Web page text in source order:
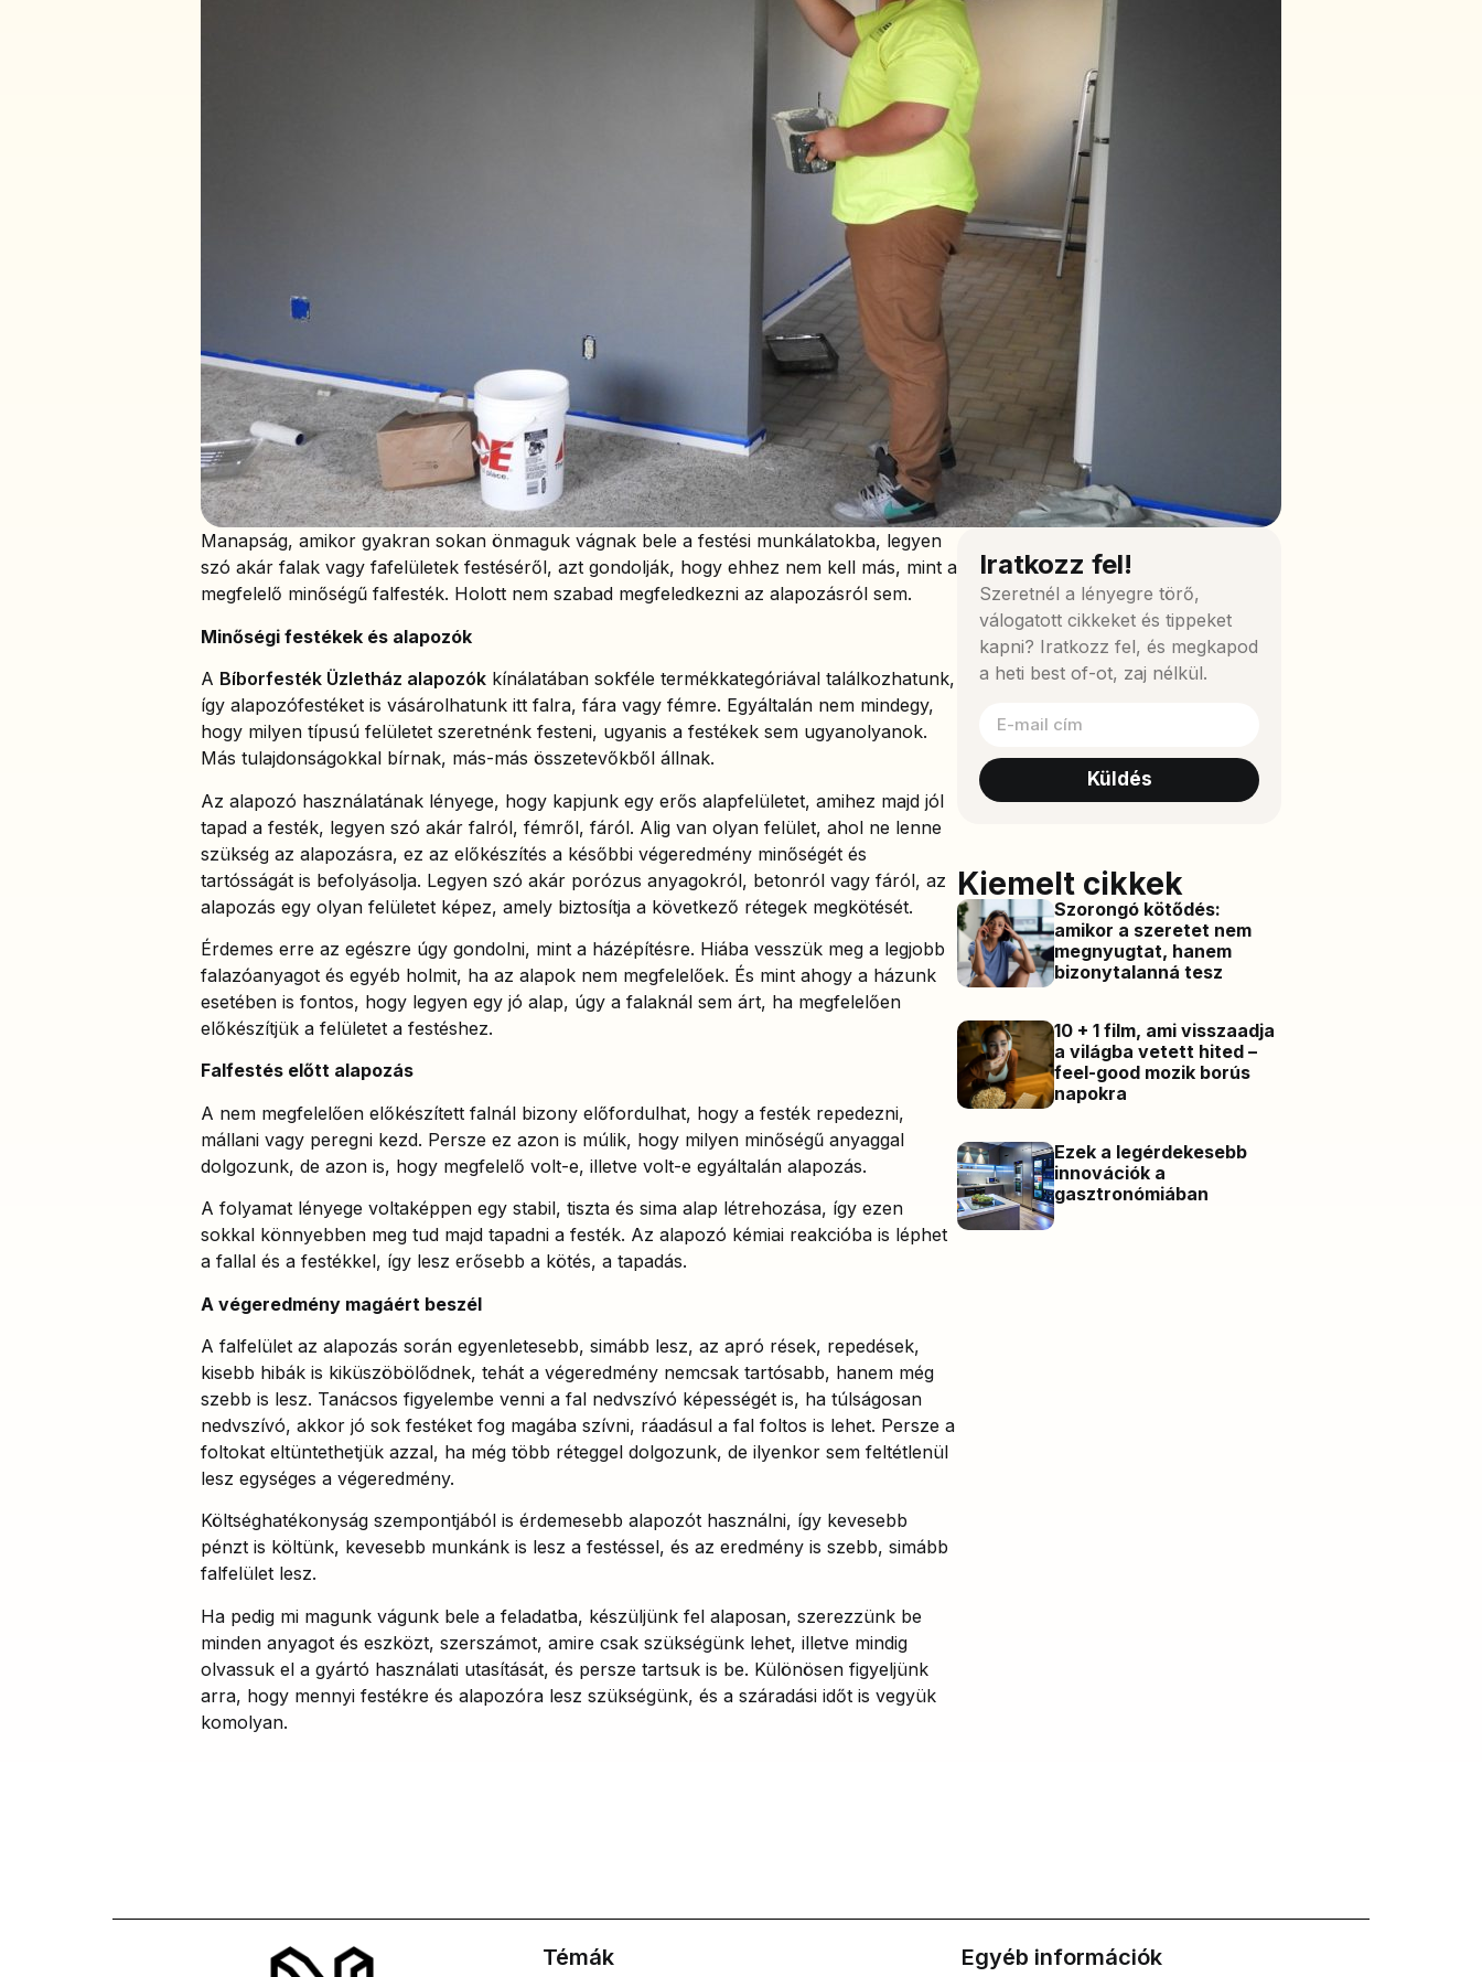
Manapság, amikor gyakran sokan önmaguk vágnak bele a festési munkálatokba, legyen
szó akár falak vagy fafelületek festéséről, azt gondolják, hogy ehhez nem kell más, mint a
megfelelő minőségű falfesték. Holott nem szabad megfeledkezni az alapozásról sem.
Minőségi festékek és alapozók
A Bíborfesték Üzletház alapozók kínálatában sokféle termékkategóriával találkozhatunk,
így alapozófestéket is vásárolhatunk itt falra, fára vagy fémre. Egyáltalán nem mindegy,
hogy milyen típusú felületet szeretnénk festeni, ugyanis a festékek sem ugyanolyanok.
Más tulajdonságokkal bírnak, más-más összetevőkből állnak.
Az alapozó használatának lényege, hogy kapjunk egy erős alapfelületet, amihez majd jól
tapad a festék, legyen szó akár falról, fémről, fáról. Alig van olyan felület, ahol ne lenne
szükség az alapozásra, ez az előkészítés a későbbi végeredmény minőségét és
tartósságát is befolyásolja. Legyen szó akár porózus anyagokról, betonról vagy fáról, az
alapozás egy olyan felületet képez, amely biztosítja a következő rétegek megkötését.
Érdemes erre az egészre úgy gondolni, mint a házépítésre. Hiába vesszük meg a legjobb
falazóanyagot és egyéb holmit, ha az alapok nem megfelelőek. És mint ahogy a házunk
esetében is fontos, hogy legyen egy jó alap, úgy a falaknál sem árt, ha megfelelően
előkészítjük a felületet a festéshez.
Falfestés előtt alapozás
A nem megfelelően előkészített falnál bizony előfordulhat, hogy a festék repedezni,
mállani vagy peregni kezd. Persze ez azon is múlik, hogy milyen minőségű anyaggal
dolgozunk, de azon is, hogy megfelelő volt-e, illetve volt-e egyáltalán alapozás.
A folyamat lényege voltaképpen egy stabil, tiszta és sima alap létrehozása, így ezen
sokkal könnyebben meg tud majd tapadni a festék. Az alapozó kémiai reakcióba is léphet
a fallal és a festékkel, így lesz erősebb a kötés, a tapadás.
A végeredmény magáért beszél
A falfelület az alapozás során egyenletesebb, simább lesz, az apró rések, repedések,
kisebb hibák is kiküszöbölődnek, tehát a végeredmény nemcsak tartósabb, hanem még
szebb is lesz. Tanácsos figyelembe venni a fal nedvszívó képességét is, ha túlságosan
nedvszívó, akkor jó sok festéket fog magába szívni, ráadásul a fal foltos is lehet. Persze a
foltokat eltüntethetjük azzal, ha még több réteggel dolgozunk, de ilyenkor sem feltétlenül
lesz egységes a végeredmény.
Költséghatékonyság szempontjából is érdemesebb alapozót használni, így kevesebb
pénzt is költünk, kevesebb munkánk is lesz a festéssel, és az eredmény is szebb, simább
falfelület lesz.
Ha pedig mi magunk vágunk bele a feladatba, készüljünk fel alaposan, szerezzünk be
minden anyagot és eszközt, szerszámot, amire csak szükségünk lehet, illetve mindig
olvassuk el a gyártó használati utasítását, és persze tartsuk is be. Különösen figyeljünk
arra, hogy mennyi festékre és alapozóra lesz szükségünk, és a száradási időt is vegyük
komolyan.
Iratkozz fel!
Szeretnél a lényegre törő,
válogatott cikkeket és tippeket
kapni? Iratkozz fel, és megkapod
a heti best of-ot, zaj nélkül.
Küldés
Kiemelt cikkek
Szorongó kötődés:
amikor a szeretet nem
megnyugtat, hanem
bizonytalanná tesz
10 + 1 film, ami visszaadja
a világba vetett hited –
feel-good mozik borús
napokra
Ezek a legérdekesebb
innovációk a
gasztronómiában
Témák Egyéb információk